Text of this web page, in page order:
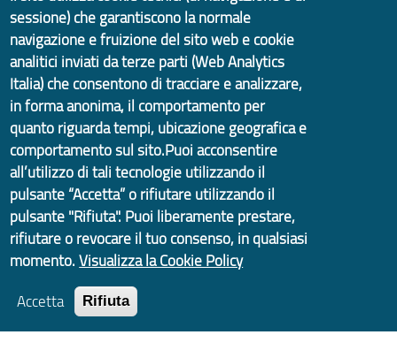
Cerca nel sito
Cerca
Quanto sono chiare le
informazioni su questa
pagina?
sessione) che garantiscono la normale
navigazione e fruizione del sito web e cookie
analitici inviati da terze parti (Web Analytics
Italia) che consentono di tracciare e analizzare,
in forma anonima, il comportamento per
quanto riguarda tempi, ubicazione geografica e
comportamento sul sito.Puoi acconsentire
all’utilizzo di tali tecnologie utilizzando il
pulsante “Accetta” o rifiutare utilizzando il
pulsante "Rifiuta". Puoi liberamente prestare,
rifiutare o revocare il tuo consenso, in qualsiasi
momento. Visualizza la Cookie Policy
Accetta
Rifiuta